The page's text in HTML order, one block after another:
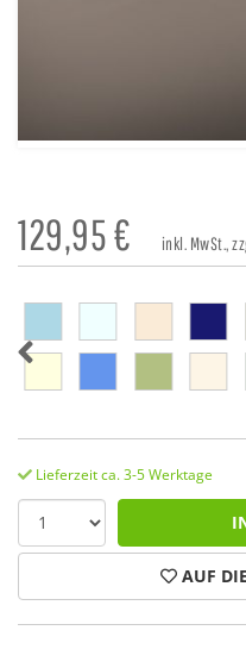
129,95€ inkl. MwSt.,
Lieferzeit ca. 3-5 Werktage
AUF